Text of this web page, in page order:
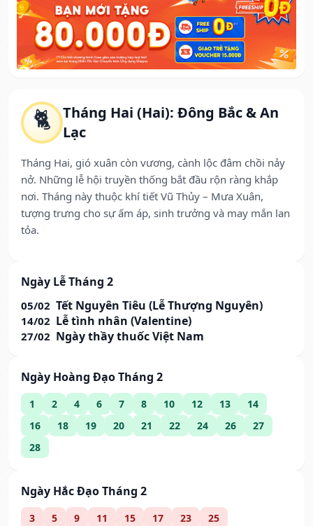
🐈
Tháng Hai (Hai): Đông Bắc & An
Lạc
Tháng Hai, gió xuân còn vương, cành lộc đâm chồi nảy
nở. Những lễ hội truyền thống bắt đầu rộn ràng khắp
nơi. Tháng này thuộc khí tiết Vũ Thủy – Mưa Xuân,
tượng trưng cho sự ấm áp, sinh trưởng và may mắn lan
tỏa.
Ngày Lễ Tháng 2
05/02 Tết Nguyên Tiêu (Lễ Thượng Nguyên)
14/02 Lễ tình nhân (Valentine)
27/02 Ngày thầy thuốc Việt Nam
Ngày Hoàng Đạo Tháng 2
1 2 4 6 7 8 10 12 13
14
16
18 19 20 21 22 24 26
27
28
Ngày Hắc Đạo Tháng 2
3 5 9 11 15 17 23 25